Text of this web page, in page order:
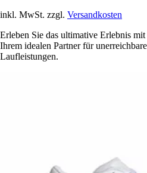
inkl. MwSt. zzgl. Versandkosten
Erleben Sie das ultimative Erlebnis
Ihrem idealen Partner für
Laufleistungen.